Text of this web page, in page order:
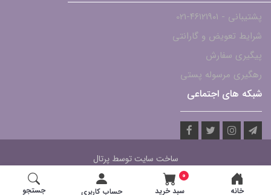
خانه
0
سبد خرید
حساب کاربری جستجو
پشتیبانی - ۴۶۱۲۱۹۰۱-021
شرایط تعویض و گارانتی
پیگیری سفارش
رهگیری مرسوله پستی
شبکه های اجتماعی
ساخت سایت توسطپرتال